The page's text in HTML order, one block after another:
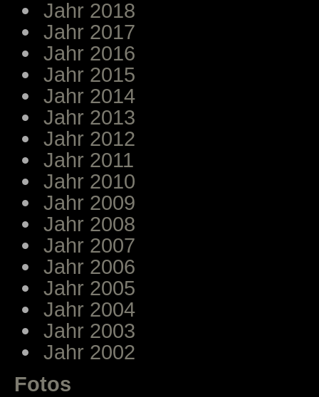
Jahr 2018
Jahr 2017
Jahr 2016
Jahr 2015
Jahr 2014
Jahr 2013
Jahr 2012
Jahr 2011
Jahr 2010
Jahr 2009
Jahr 2008
Jahr 2007
Jahr 2006
Jahr 2005
Jahr 2004
Jahr 2003
Jahr 2002
Fotos